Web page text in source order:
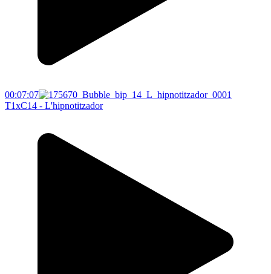
00:07:07
T1xC14 - L'hipnotitzador